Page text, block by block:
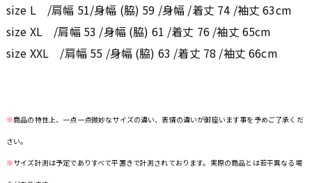
size L /肩幅 51/身幅 (脇) 59 /身幅 /着丈 74 /袖丈 63cm
size XL /肩幅 53 /身幅 (脇) 61 /着丈 76 /袖丈 65cm
size XXL /肩幅 55 /身幅 (脇) 63 /着丈 78 /袖丈 66cm
※商品の特性上、一点一点微妙なサイズの違い、表情の違いが御座います事を予めご了承くだ
さい。
※サイズ計測は予定でありすべて平置きで計測されております。実際の商品とは若干異なる場